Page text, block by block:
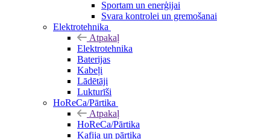
Sportam un enerģijai
Svara kontrolei un gremošanai
Elektrotehnika
Atpakaļ
Elektrotehnika
Baterijas
Kabeļi
Lādētāji
Lukturīši
HoReCa/Pārtika
Atpakaļ
HoReCa/Pārtika
Kafija un pārtika